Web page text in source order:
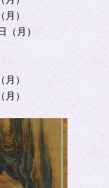
）
月）
）
月）